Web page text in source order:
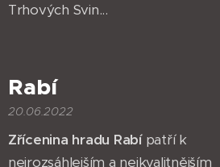
Trhových Svin...
Rabí
20.06.2022
Zřícenina hradu Rabípatří k
nejrozsáhlejším a nejkvalitnějším